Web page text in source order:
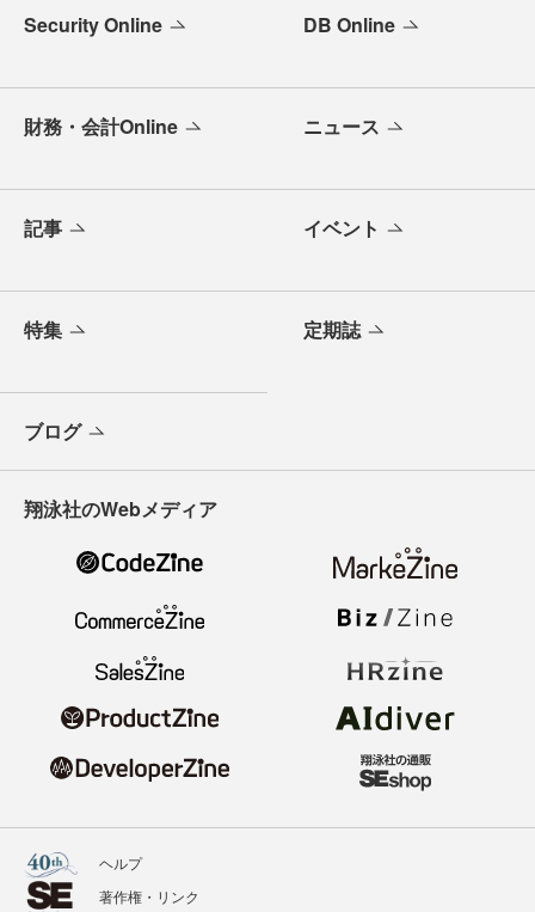
Security Online DB Online
財務・会計Online ニュース
記事 イベント
特集 定期誌
ブログ
翔泳社のWebメディア
ヘルプ
著作権・リンク